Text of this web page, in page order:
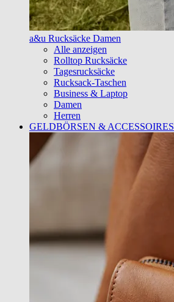
a&u Rucksäcke Damen
Alle anzeigen
Rolltop Rucksäcke
Tagesrucksäcke
Rucksack-Taschen
Business & Laptop
Damen
Herren
GELDBÖRSEN & ACCESSOIRES